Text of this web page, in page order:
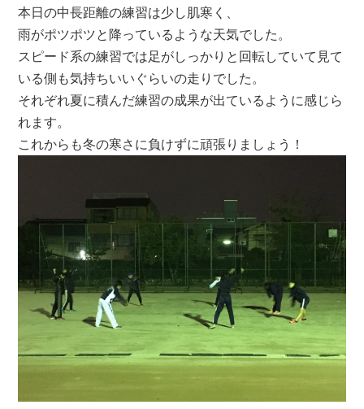
本日の中長距離の練習は少し肌寒く、
雨がポツポツと降っているような天気でした。
スピード系の練習では足がしっかりと回転していて見て
いる側も気持ちいいぐらいの走りでした。
それぞれ夏に積んだ練習の成果が出ているように感じら
れます。
これからも冬の寒さに負けずに頑張りましょう！